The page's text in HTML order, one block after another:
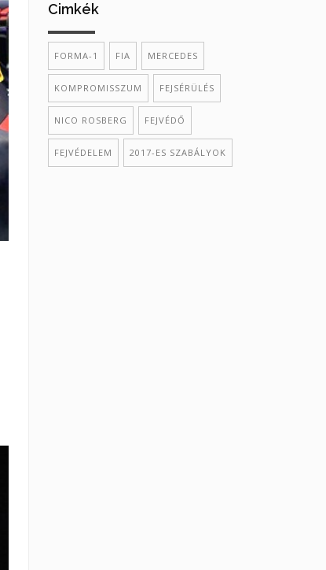
Cimkék
FORMA-1 FIA MERCEDES
KOMPROMISSZUM FEJSÉRÜLÉS
NICO ROSBERG FEJVÉDŐ
FEJVÉDELEM 2017-ES SZABÁLYOK